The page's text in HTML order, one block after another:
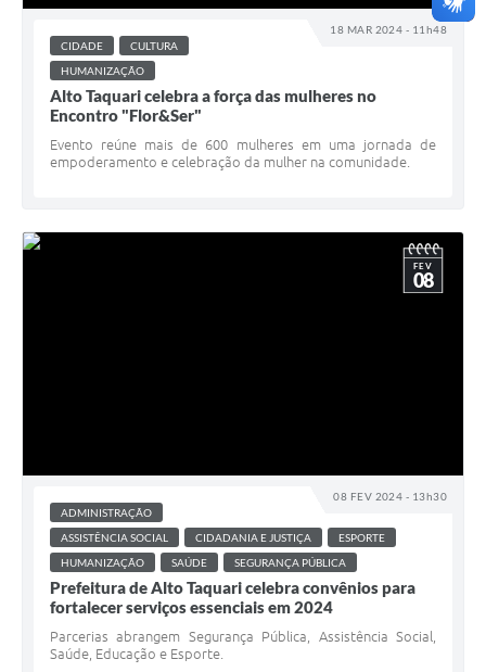
18 MAR 2024 - 11h48
CIDADE
CULTURA
HUMANIZAÇÃO
Alto Taquari celebra a força das mulheres no
Encontro "Flor&Ser"
Evento reúne mais de 600 mulheres em uma jornada de
empoderamento e celebração da mulher na comunidade.
08 FEV 2024 - 13h30
FEV
08
ADMINISTRAÇÃO
ASSISTÊNCIA SOCIAL
CIDADANIA E JUSTIÇA
ESPORTE
HUMANIZAÇÃO
SAÚDE SEGURANÇA PÚBLICA
Prefeitura de Alto Taquari celebra convênios para
fortalecer serviços essenciais em 2024
Parcerias abrangem Segurança Pública, Assistência Social,
Saúde, Educação e Esporte.